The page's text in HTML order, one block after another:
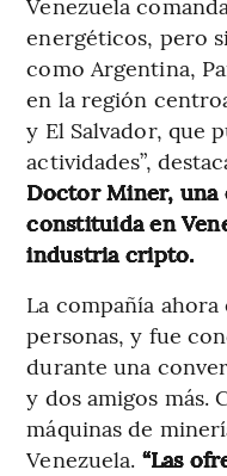
energéticos, pero
como Argentina,
en la región
y El Salvador, que
actividades”,
Doctor Miner, una
constituida en
industria cripto.
La compañía ahora
personas, y fue
durante una
y dos amigos más.
máquinas de
Venezuela. “Las